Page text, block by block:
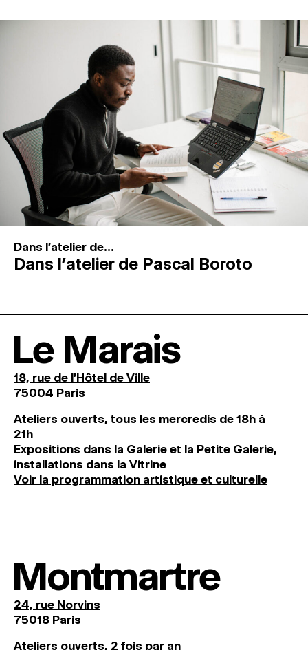
Dans l'atelier de...
Dans l’atelier de Pascal Boroto
Le Marais
18, rue de l'Hôtel de Ville
75004 Paris
Ateliers ouverts, tous les mercredis de 18h à
21h
Expositions dans la Galerie et la Petite Galerie,
installations dans la Vitrine
Voir la programmation artistique et culturelle
Montmartre
24, rue Norvins
75018 Paris
Ateliers ouverts, 2 fois par an